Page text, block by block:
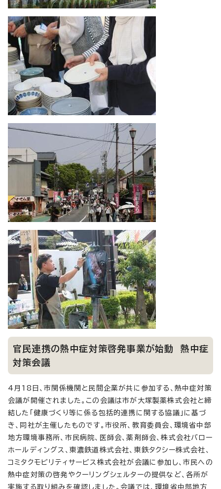
官民連携の熱中症対策啓発事業が始動 熱中症
対策会議
4月18日、市関係機関と民間企業が共に参加する、熱中症対策
会議が開催されました。この会議は市が大塚製薬株式会社と締
結した「健康づくり等に係る包括的連携に関する協議」に基づ
き、同社が主催したものです。市役所、教育委員会、環境省中部
地方環境事務所、市民病院、医師会、薬剤師会、株式会社バロー
ホールディングス、東濃鉄道株式会社、東鉄タクシー株式会社、
コミタクモビリティサービス株式会社が会議に参加し、市民への
熱中症対策の啓発やクーリングシェルターの提供など、各所が
実施する取り組みを確認しました。会議では、環境省中部地方